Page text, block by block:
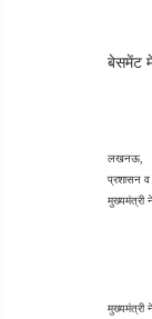
बेसमेंट
लखनऊ,
प्रशासन व
मुख्यमंत्री
मुख्यमंत्री